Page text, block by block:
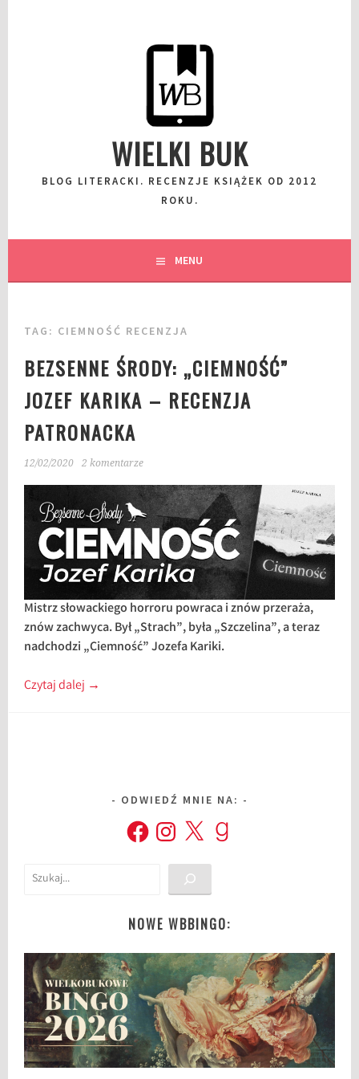
WIELKI BUK
BLOG LITERACKI. RECENZJE KSIĄŻEK OD 2012
ROKU.
MENU
TAG: CIEMNOŚĆ RECENZJA
BEZSENNE ŚRODY: „CIEMNOŚĆ”
JOZEF KARIKA – RECENZJA
PATRONACKA
12/02/2020 2 komentarze
Mistrz słowackiego horroru powraca i znów przeraża,
znów zachwyca. Był „Strach”, była „Szczelina”, a teraz
nadchodzi „Ciemność” Jozefa Kariki.
Czytaj dalej →
ODWIEDŹ MNIE NA:
FacebookInstagram
X Goodreads
Szukaj
NOWE WBBINGO: